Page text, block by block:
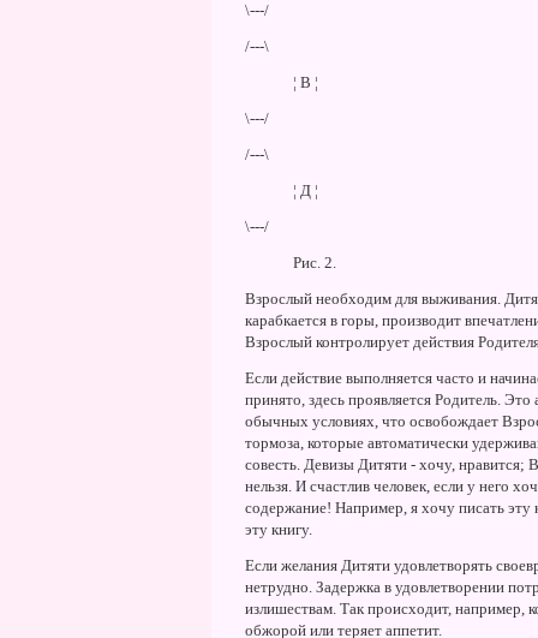
\---/
/---\
¦ В ¦
\---/
/---\
¦ Д ¦
\---/
Рис. 2.
Взрослый необходим для выживания.
карабкается в горы, производит
Взрослый контролирует действия
Если действие выполняется часто и
принято, здесь проявляется Родитель.
обычных условиях, что освобождает
тормоза, которые автоматически
совесть. Девизы Дитяти - хочу, нравится;
нельзя. И счастлив человек, если у него
содержание! Hапример, я хочу писать эту
эту книгу.
Если желания Дитяти удовлетворять
нетрудно. Задержка в удовлетворении
излишествам. Так происходит, например,
обжорой или теряет аппетит.